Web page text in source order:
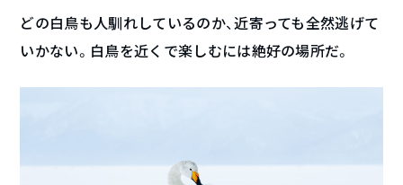
どの白鳥も人馴れしているのか、近寄っても全然逃げて
いかない。白鳥を近くで楽しむには絶好の場所だ。